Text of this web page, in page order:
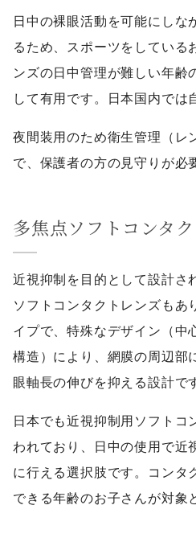
日中の裸眼活動を可能にしな
るため、スポーツをしている
ンズの日中管理が難しい年齢
して有用です。日本国内では
夜間装用のため衛生管理（レ
で、保護者の方の見守りが必
多焦点ソフトコンタ
近視抑制を目的として設計さ
ソフトコンタクトレンズもあ
イプで、特殊なデザイン（中
構造）により、網膜の周辺部
眼軸長の伸びを抑える設計で
日本でも近視抑制用ソフトコ
われており、日中の使用で近
に行える選択肢です。コンタ
できる年齢のお子さんが対象